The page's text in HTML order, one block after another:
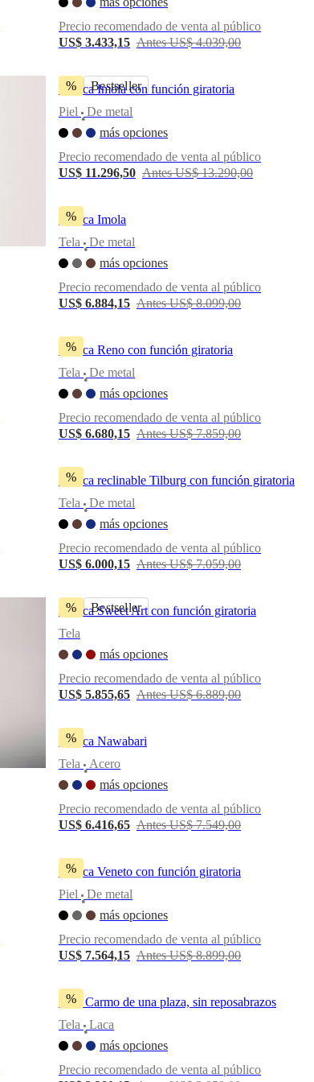
Precio recomendado de venta al público
US$ 3.433,15 Antes US$ 4.039,00
% Bestseller
Butaca Imola con función giratoria
Piel
•
De metal
más opciones
Precio recomendado de venta al público
US$ 11.296,50 Antes US$ 13.290,00
%
Butaca Imola
Tela
•
De metal
más opciones
Precio recomendado de venta al público
US$ 6.884,15 Antes US$ 8.099,00
%
Butaca Reno con función giratoria
Tela
•
De metal
más opciones
Precio recomendado de venta al público
US$ 6.680,15 Antes US$ 7.859,00
%
Butaca reclinable Tilburg con función giratoria
Tela
•
De metal
más opciones
Precio recomendado de venta al público
US$ 6.000,15 Antes US$ 7.059,00
% Bestseller
Butaca Sweet Art con función giratoria
Tela
más opciones
Precio recomendado de venta al público
US$ 5.855,65 Antes US$ 6.889,00
%
Butaca Nawabari
Tela
•
Acero
más opciones
Precio recomendado de venta al público
US$ 6.416,65 Antes US$ 7.549,00
%
Butaca Veneto con función giratoria
Piel
•
De metal
más opciones
Precio recomendado de venta al público
US$ 7.564,15 Antes US$ 8.899,00
%
Sofá Carmo de una plaza, sin reposabrazos
Tela
•
Laca
más opciones
Precio recomendado de venta al público